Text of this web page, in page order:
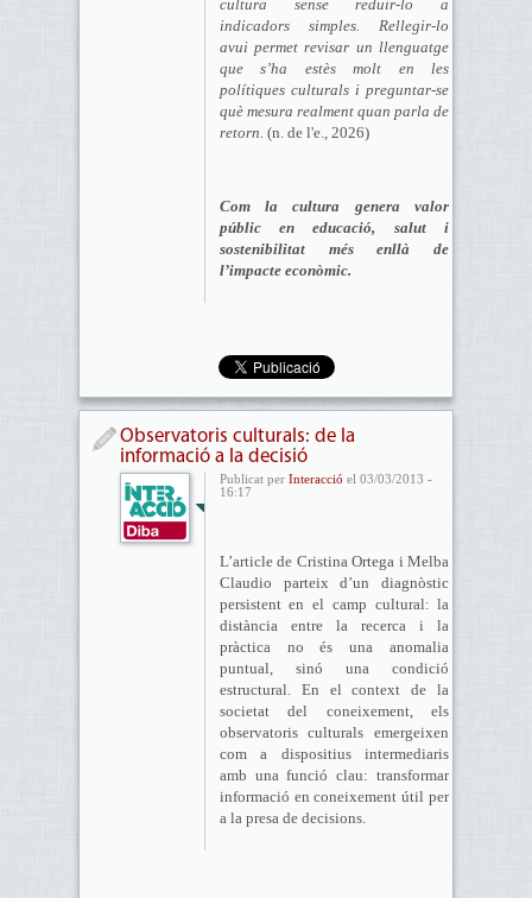
cultura sense reduir-lo a
indicadors simples. Rellegir-lo
avui permet revisar un llenguatge
que s’ha estès molt en les
polítiques culturals i preguntar-se
què mesura realment quan parla de
retorn. (n. de l'e., 2026)
Com la cultura genera valor
públic en educació, salut i
sostenibilitat més enllà de
l’impacte econòmic.
Observatoris culturals: de la
informació a la decisió
Publicat per Interacció el 03/03/2013 -
16:17
L’article de Cristina Ortega i Melba
Claudio parteix d’un diagnòstic
persistent en el camp cultural: la
distància entre la recerca i la
pràctica no és una anomalia
puntual, sinó una condició
estructural. En el context de la
societat del coneixement, els
observatoris culturals emergeixen
com a dispositius intermediaris
amb una funció clau: transformar
informació en coneixement útil per
a la presa de decisions.